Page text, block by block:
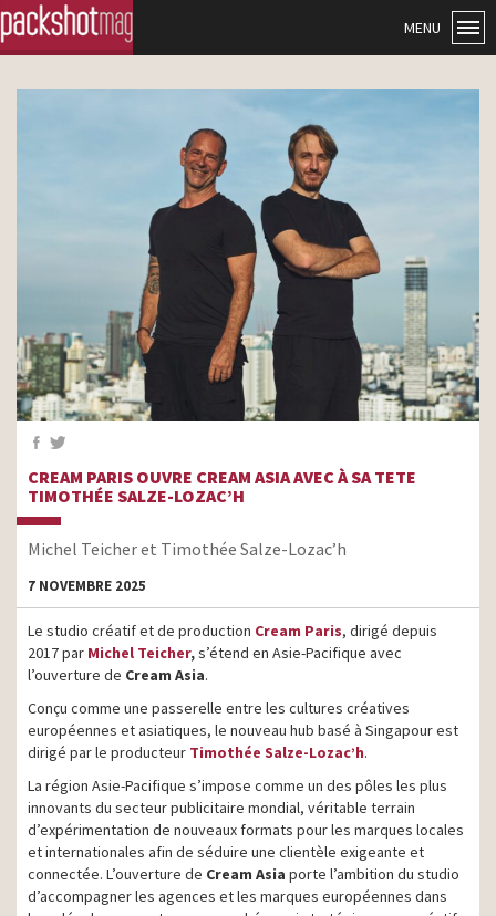
MENU
CREAM PARIS OUVRE CREAM ASIA AVEC À SA TETE
TIMOTHÉE SALZE-LOZAC’H
Michel Teicher et Timothée Salze-Lozac’h
7 NOVEMBRE 2025
Le studio créatif et de production Cream Paris, dirigé depuis
2017 par Michel Teicher,s’étend en Asie-Pacifique avec
l’ouverture de Cream Asia.
Conçu comme une passerelle entre les cultures créatives
européennes et asiatiques, le nouveau hub basé à Singapour est
dirigé par le producteur Timothée Salze-Lozac’h.
La région Asie-Pacifique s’impose comme un des pôles les plus
innovants du secteur publicitaire mondial, véritable terrain
d’expérimentation de nouveaux formats pour les marques locales
et internationales afin de séduire une clientèle exigeante et
connectée. L’ouverture de Cream Asia porte l’ambition du studio
d’accompagner les agences et les marques européennes dans